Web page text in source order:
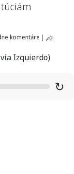
komentáre |
Izquierdo)
↻